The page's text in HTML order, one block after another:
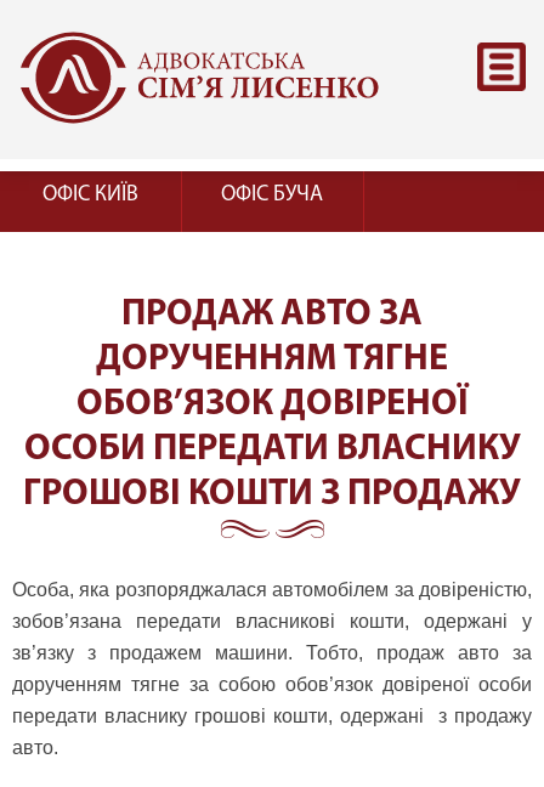
ОФІС КИЇВ ОФІС БУЧА
ПРОДАЖ АВТО ЗА
ДОРУЧЕННЯМ ТЯГНЕ
ОБОВ’ЯЗОК ДОВІРЕНОЇ
ОСОБИ ПЕРЕДАТИ ВЛАСНИКУ
ГРОШОВІ КОШТИ З ПРОДАЖУ
Особа, яка розпоряджалася автомобілем за довіреністю,
зобов’язана передати власникові кошти, одержані у
зв’язку з продажем машини. Тобто, продаж авто за
дорученням тягне за собою обов’язок довіреної особи
передати власнику грошові кошти, одержані з продажу
авто.